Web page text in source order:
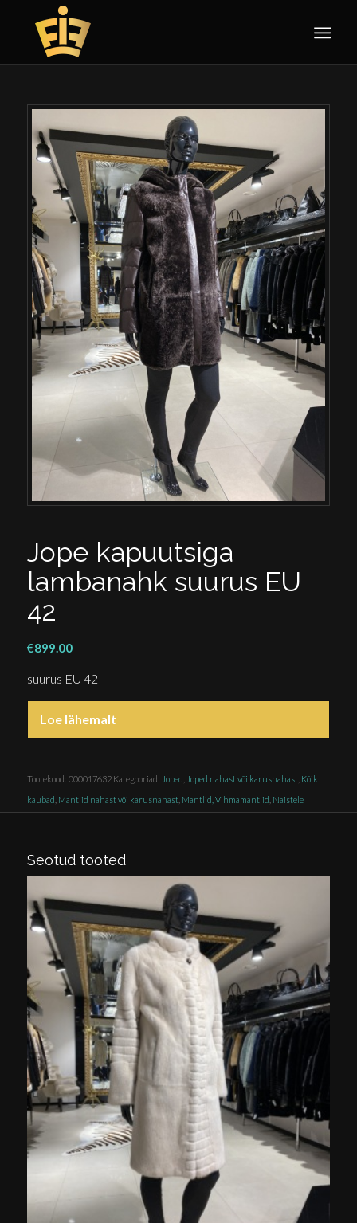
Jope kapuutsiga
lambanahk suurus EU
42
€899.00
suurus EU 42
Loe lähemalt
Tootekood: 000017632 Kategooriad: Joped Joped nahast või karusnahast, Kõik
kaubad Mantlid nahast või karusnahast, Mantlid, Vihmamantlid Naistele
Seotud tooted